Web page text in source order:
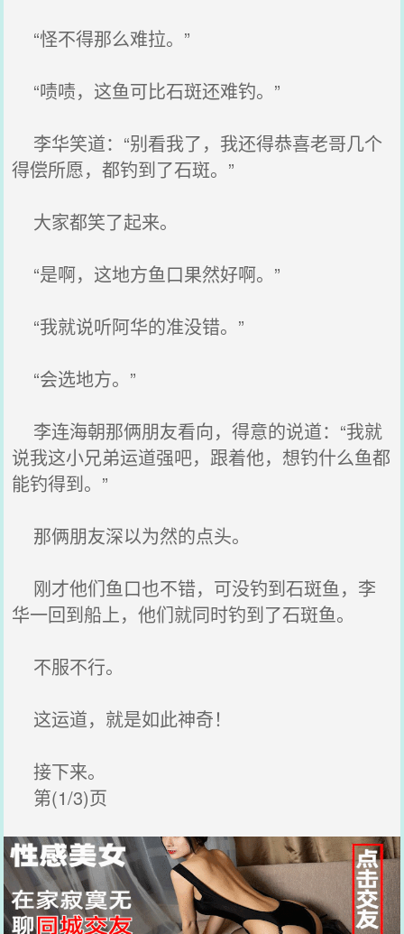
“怪不得那么难拉。”
“啧啧，这鱼可比石斑还难钓。”
李华笑道：“别看我了，我还得恭喜老哥几个
得偿所愿，都钓到了石斑。”
大家都笑了起来。
“是啊，这地方鱼口果然好啊。”
“我就说听阿华的准没错。”
“会选地方。”
李连海朝那俩朋友看向，得意的说道：“我就
说我这小兄弟运道强吧，跟着他，想钓什么鱼都
能钓得到。”
那俩朋友深以为然的点头。
刚才他们鱼口也不错，可没钓到石斑鱼，李
华一回到船上，他们就同时钓到了石斑鱼。
不服不行。
这运道，就是如此神奇！
接下来。
第(1/3)页